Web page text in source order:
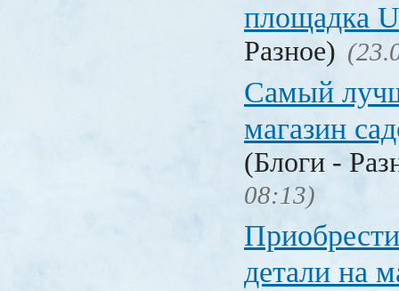
площадка
Разное)
Самый
магазин
(Блоги -
08:13)
детали на